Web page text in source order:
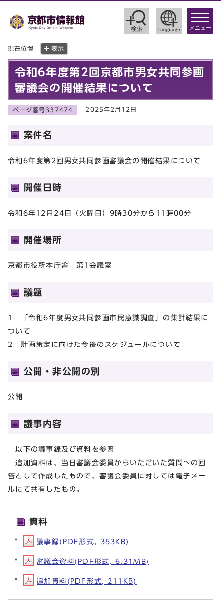
toggle
メニュー
現在位置： 表示
令和6年度第2回京都市男女共同参画
審議会の開催結果について
ページ番号337474 2025年2月12日
案件名
令和6年度第2回男女共同参画審議会の開催結果について
開催日時
令和6年12月24日（火曜日）9時30分から11時00分
開催場所
京都市役所本庁舎 第1会議室
議題
1 「令和6年度男女共同参画市民意識調査」の集計結果に
ついて
2 計画策定に向けた今後のスケジュールについて
公開・非公開の別
公開
議事内容
以下の議事録及び資料を参照
追加資料は、当日審議会委員からいただいた質問への回
答として作成したもので、審議会委員に対しては電子メー
ルにて共有したもの。
資料
議事録(PDF形式, 353KB)
審議会資料(PDF形式, 6.31MB)
追加資料(PDF形式, 211KB)